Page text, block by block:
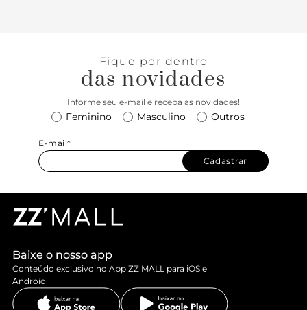
Fique por dentro
das novidades
Informe seu e-mail e receba as novidades!
Feminino Masculino Outros
E-mail*
Cadastrar
Baixe o nosso app
Conteúdo exclusivo no App ZZ MALL para iOS e
Android